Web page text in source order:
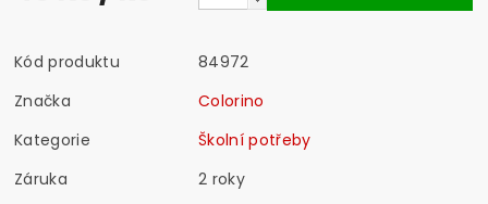
Kód produktu
84972
Značka
Colorino
Kategorie
Školní potřeby
Záruka
2 roky